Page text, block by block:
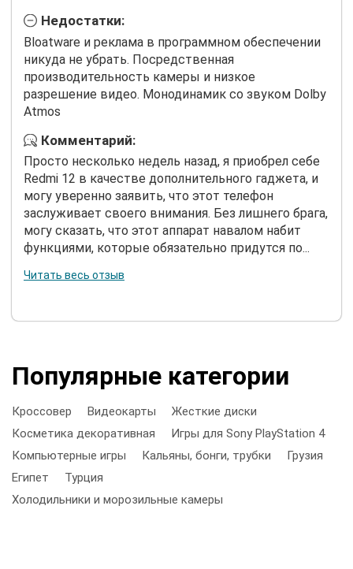
Недостатки:
Bloatware и реклама в программном обеспечении
никуда не убрать. Посредственная
производительность камеры и низкое
разрешение видео. Монодинамик со звуком Dolby
Atmos
Комментарий:
Просто несколько недель назад, я приобрел себе
Redmi 12 в качестве дополнительного гаджета, и
могу уверенно заявить, что этот телефон
заслуживает своего внимания. Без лишнего брага,
могу сказать, что этот аппарат навалом набит
функциями, которые обязательно придутся по...
Читать весь отзыв
Популярные категории
Кроссовер Видеокарты
Жесткие диски
Косметика декоративная
Игры для Sony PlayStation 4
Компьютерные игры
Кальяны, бонги, трубки
Грузия
Египет
Турция
Холодильники и морозильные камеры